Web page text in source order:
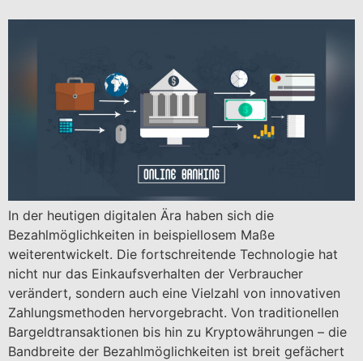
In der heutigen digitalen Ära haben sich die
Bezahlmöglichkeiten in beispiellosem Maße
weiterentwickelt. Die fortschreitende Technologie hat
nicht nur das Einkaufsverhalten der Verbraucher
verändert, sondern auch eine Vielzahl von innovativen
Zahlungsmethoden hervorgebracht. Von traditionellen
Bargeldtransaktionen bis hin zu Kryptowährungen – die
Bandbreite der Bezahlmöglichkeiten ist breit gefächert